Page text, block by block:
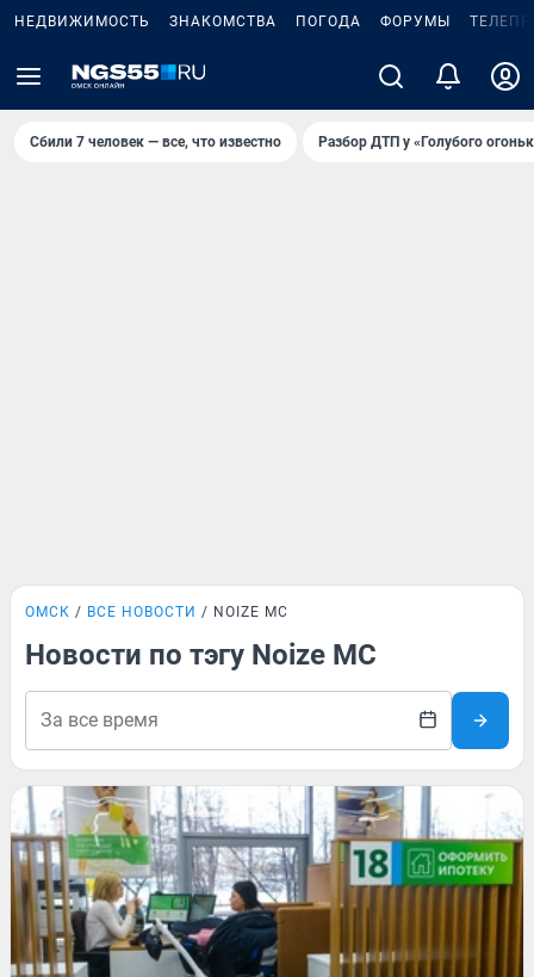
НЕДВИЖИМОСТЬ ЗНАКОМСТВА ПОГОДА ФОРУМЫ
Сбили 7 человек — все, что известно Разбор ДТП у «Голубого
ОМСК ВСЕ НОВОСТИ NOIZE MC
Новости по тэгу Noize MC